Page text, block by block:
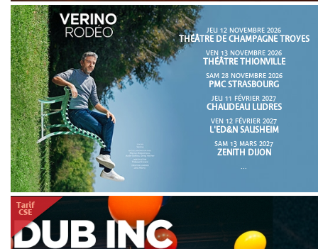
JEU 12 NOVEMBRE 2026
THÉÂTRE DE CHAMPAGNE TROYES
VEN 13 NOVEMBRE 2026
THÉÂTRE THIONVILLE
SAM 28 NOVEMBRE 2026
PMC STRASBOURG
JEU 11 FÉVRIER 2027
CHAUDEAU LUDRES
VEN 12 FÉVRIER 2027
L'ED&N SAUSHEIM
SAM 13 MARS 2027
ZENITH DIJON